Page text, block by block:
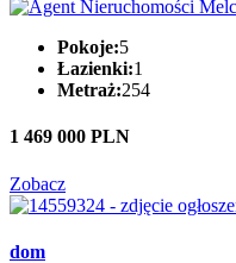
Pokoje:5
Łazienki:1
Metraż:254
1 469 000 PLN
Zobacz
dom